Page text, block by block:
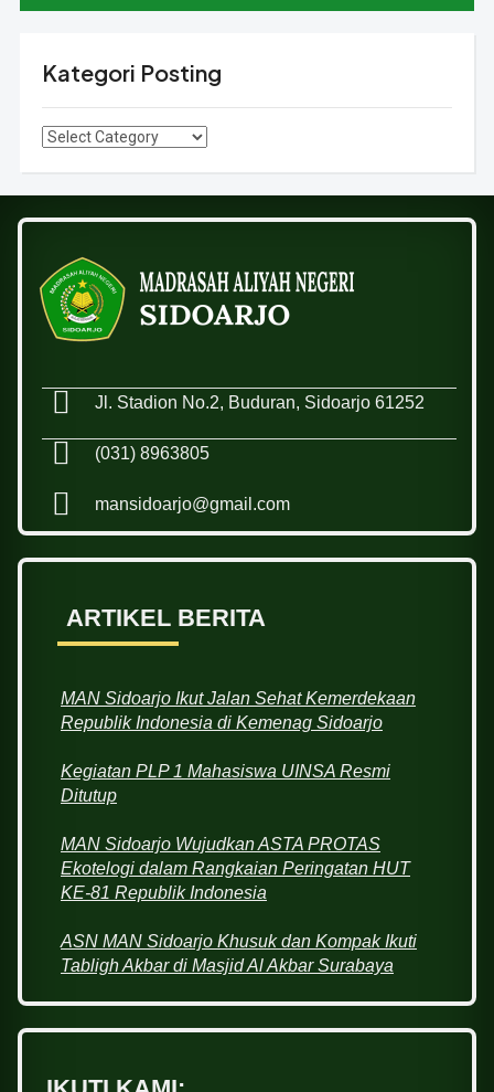
Kategori Posting
Jl. Stadion No.2, Buduran, Sidoarjo 61252
(031) 8963805
mansidoarjo@gmail.com
ARTIKEL BERITA
MAN Sidoarjo Ikut Jalan Sehat Kemerdekaan
Republik Indonesia di Kemenag Sidoarjo
Kegiatan PLP 1 Mahasiswa UINSA Resmi
Ditutup
MAN Sidoarjo Wujudkan ASTA PROTAS
Ekotelogi dalam Rangkaian Peringatan HUT
KE-81 Republik Indonesia
ASN MAN Sidoarjo Khusuk dan Kompak Ikuti
Tabligh Akbar di Masjid Al Akbar Surabaya